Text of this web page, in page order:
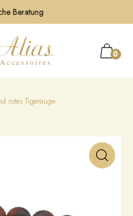
Beratung
0
rotes Tigerauge